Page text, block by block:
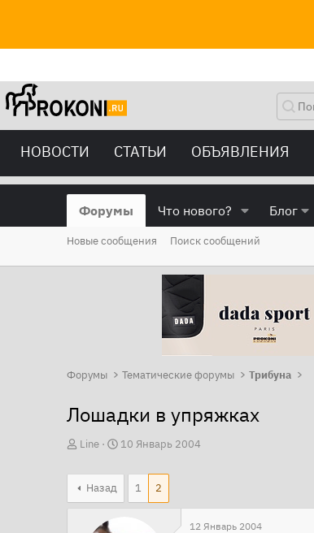
НОВОСТИ СТАТЬИ ОБЪЯВЛЕНИЯ
Форумы Что нового? Блог
Новые сообщения Поиск сообщений
Форумы Тематические форумы Трибуна
Лошадки в упряжках
А
о
Line
Д
а
10 Январь 2004
Назад 1 2
12 Январь 2004